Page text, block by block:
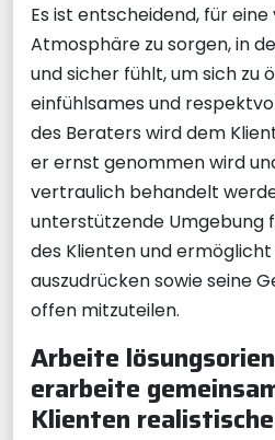
Es ist entscheidend, für
Atmosphäre zu sorgen, in
und sicher fühlt, um sich zu
einfühlsames und
des Beraters wird dem
er ernst genommen wird
vertraulich behandelt
unterstützende Umgebung
des Klienten und
auszudrücken sowie seine
offen mitzuteilen.
Arbeite
erarbeite
Klienten